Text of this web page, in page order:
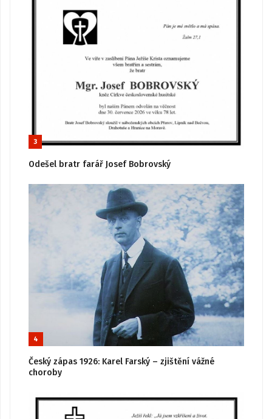
3
Odešel bratr farář Josef Bobrovský
4
Český zápas 1926: Karel Farský – zjištění vážné
choroby